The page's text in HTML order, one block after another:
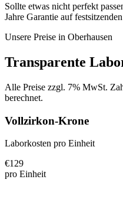
Sollte etwas nicht perfekt
Jahre Garantie auf
Unsere Preise in Oberhausen
Transparente
Alle Preise zzgl. 7% MwSt.
berechnet.
Vollzirkon-Krone
Laborkosten pro Einheit
€129
pro Einheit